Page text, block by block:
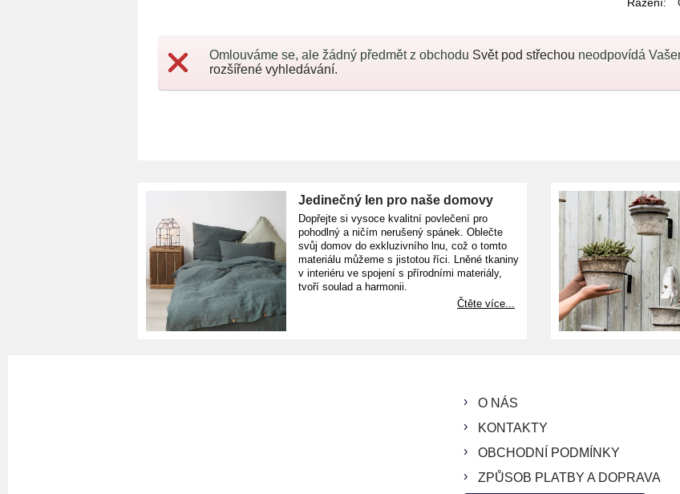
Omlouváme se, ale žádný předmět z obchodu Svět pod střechou neodpovídá
rozšířené vyhledávání.
Jedinečný len pro naše domovy
Dopřejte si vysoce kvalitní povlečení pro
pohodlný a ničím nerušený spánek. Oblečte
svůj domov do exkluzivního lnu, což o tomto
materiálu můžeme s jistotou říci. Lněné tkaniny
v interiéru ve spojení s přírodními materiály,
tvoří soulad a harmonii.
Čtěte více...
O NÁS
KONTAKTY
OBCHODNÍ PODMÍNKY
ZPŮSOB PLATBY A DOPRAVA